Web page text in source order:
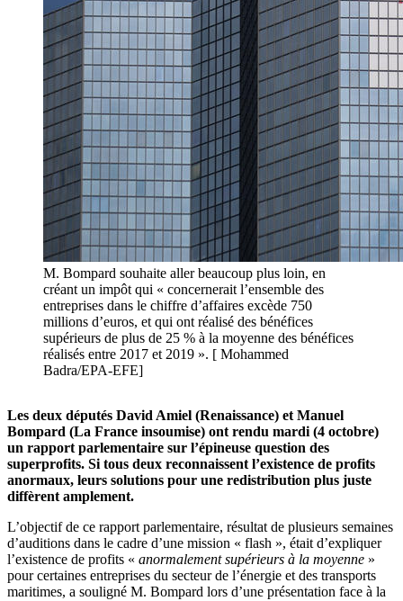
M. Bompard souhaite aller beaucoup plus loin, en
créant un impôt qui « concernerait l’ensemble des
entreprises dans le chiffre d’affaires excède 750
millions d’euros, et qui ont réalisé des bénéfices
supérieurs de plus de 25 % à la moyenne des bénéfices
réalisés entre 2017 et 2019 ». [ Mohammed
Badra/EPA-EFE]
Les deux députés David Amiel (Renaissance) et Manuel
Bompard (La France insoumise) ont rendu mardi (4 octobre)
un rapport parlementaire sur l’épineuse question des
superprofits. Si tous deux reconnaissent l’existence de profits
anormaux, leurs solutions pour une redistribution plus juste
diffèrent amplement.
L’objectif de ce rapport parlementaire, résultat de plusieurs semaines
d’auditions dans le cadre d’une mission « flash », était d’expliquer
l’existence de profits « anormalement supérieurs à la moyenne »
pour certaines entreprises du secteur de l’énergie et des transports
maritimes, a souligné M. Bompard lors d’une présentation face à la